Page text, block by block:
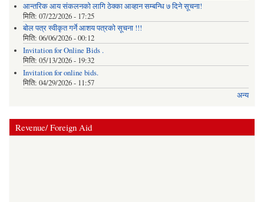
आन्तरिक आय संकलनको लागि ठेक्‍का आव्हान सम्बन्धि ७ दिने सूचना!
मिति: 07/22/2026 - 17:25
बोल पत्र स्वीकृत गर्ने आशय पत्रको सूचना !!!
मिति: 06/06/2026 - 00:12
Invitation for Online Bids .
मिति: 05/13/2026 - 19:32
Invitation for online bids.
मिति: 04/29/2026 - 11:57
अन्य
Revenue/ Foreign Aid